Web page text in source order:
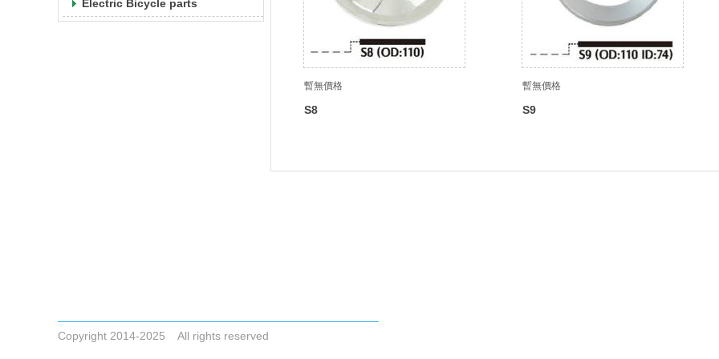
Electric Bicycle parts
暫無價格
S8
暫無價格
S9
Copyright 2014-2025 All rights reserved